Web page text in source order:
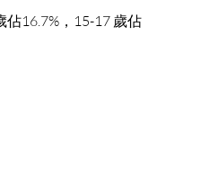
16.7%，15-17 歲佔